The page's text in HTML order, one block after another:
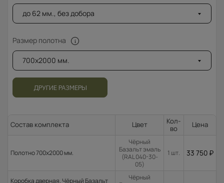
до 62 мм., без добора
Размер полотна
700x2000 мм.
ДРУГИЕ РАЗМЕРЫ
Состав комплекта Цвет
Кол-
во
Цена
Полотно 700x2000 мм.
Чёрный
Базальт эмаль
(RAL 040-30-
05)
1 шт. 33 750 ₽
Коробка дверная. Чёрный Базальт
Чёрный